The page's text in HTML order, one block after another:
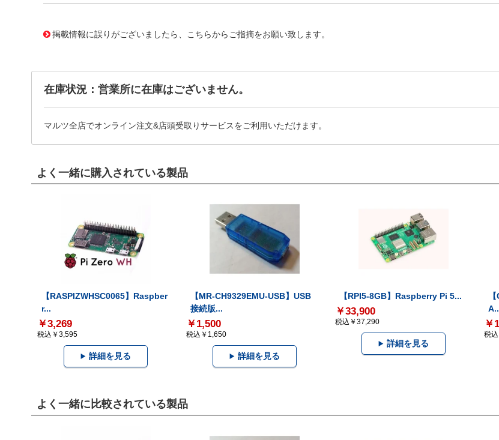
掲載情報に誤りがございましたら、こちらからご指摘をお願い致します。
在庫状況：営業所に在庫はございません。
マルツ全店でオンライン注文&店頭受取りサービスをご利用いただけます。
よく一緒に購入されている製品
【RASPIZWHSC0065】Raspber
r...
￥3,269
税込￥3,595
詳細を見る
【MR-CH9329EMU-USB】USB
接続版...
￥1,500
税込￥1,650
詳細を見る
【RPI5-8GB】Raspberry Pi 5...
￥33,900
税込￥37,290
詳細を見る
￥
税
よく一緒に比較されている製品